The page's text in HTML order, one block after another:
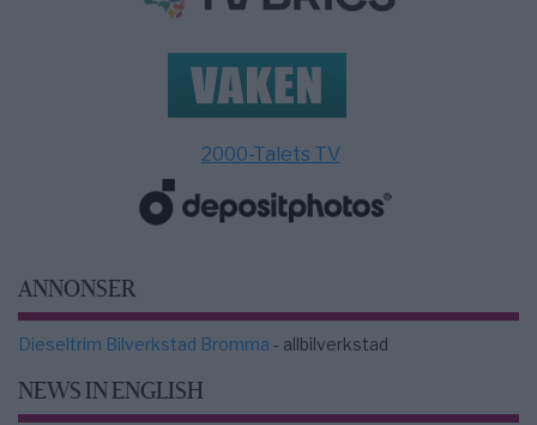
2000-Talets TV
ANNONSER
Dieseltrim Bilverkstad Bromma - allbilverkstad
NEWS IN ENGLISH